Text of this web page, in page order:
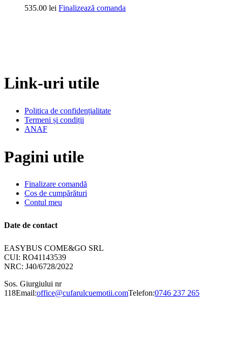
535.00 lei Finalizează comanda
Link-uri utile
Politica de confidențialitate
Termeni și condiții
ANAF
Pagini utile
Finalizare comandă
Cos de cumpărături
Contul meu
Date de contact
EASYBUS COME&GO SRL
CUI: RO41143539
NRC: J40/6728/2022
Sos. Giurgiului nr
118Email:office@cufarulcuemotii.comTelefon:0746 237 265